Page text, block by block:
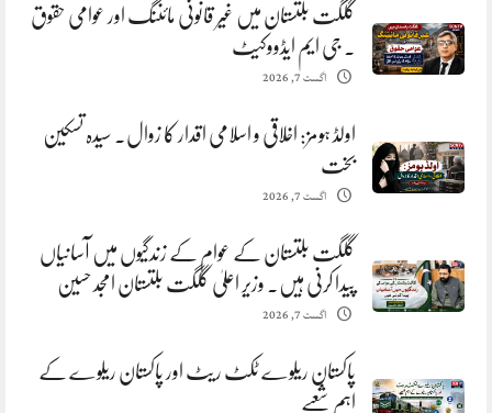
گلگت بلتستان میں غیر قانونی مائننگ اور عوامی حقوق
. جی ایم ایڈووکیٹ
اگست 7, 2026
اولڈ ہومز: اخلاقی و اسلامی اقدار کا زوال. سیدہ تسکین
بخت
اگست 7, 2026
گلگت بلتستان کے عوام کے زندگیوں میں آسانیاں
پیدا کرنی ہیں. وزیر اعلیٰ گلگت بلتستان امجد حسین
اگست 7, 2026
پاکستان ریلوے ٹکٹ ریٹ اور پاکستان ریلوے کے
اہم شعبے